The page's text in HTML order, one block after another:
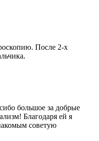
После 2-х
большое за добрые
Благодаря ей я
советую